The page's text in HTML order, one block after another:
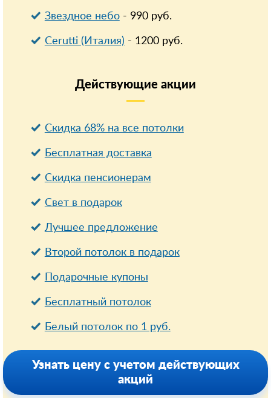
Звездное небо- 990руб.
Cerutti (Италия) - 1200руб.
Действующие акции
Скидка 68% на все потолки
Бесплатная доставка
Cкидка пенсионерам
Свет в подарок
Лучшее предложение
Второй потолок в подарок
Подарочные купоны
Бесплатный потолок
Белый потолок по 1 руб.
Узнать цену с учетом действующих
акций